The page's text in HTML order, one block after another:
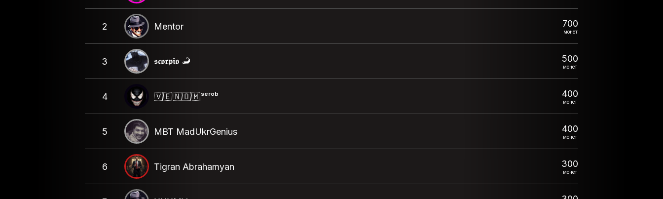
2 Mentor 700
монет
3 𝖘𝖈𝖔𝖗𝖕𝖎𝖔 🦂 500
монет
4 🇻 🇪 🇳 🇴 🇲 ˢᵉʳᵒᵇ 400
монет
5 MBT MadUkrGenius 400
монет
6 Tigran Abrahamyan 300
монет